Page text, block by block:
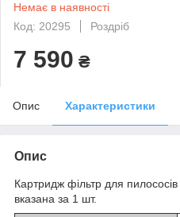
Немає в наявності
Код: 20295
Роздріб
7 590 ₴
Опис Характеристики
Опис
Картридж фільтр для
вказана за 1 шт.